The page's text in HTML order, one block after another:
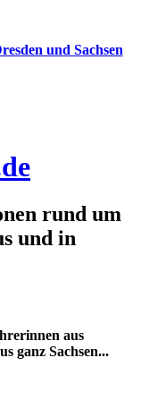
rund um
und in
aus
ganz Sachsen...